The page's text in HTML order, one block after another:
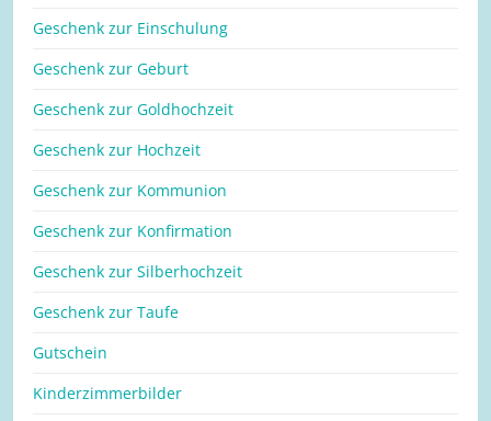
Geschenk zur Einschulung
Geschenk zur Geburt
Geschenk zur Goldhochzeit
Geschenk zur Hochzeit
Geschenk zur Kommunion
Geschenk zur Konfirmation
Geschenk zur Silberhochzeit
Geschenk zur Taufe
Gutschein
Kinderzimmerbilder